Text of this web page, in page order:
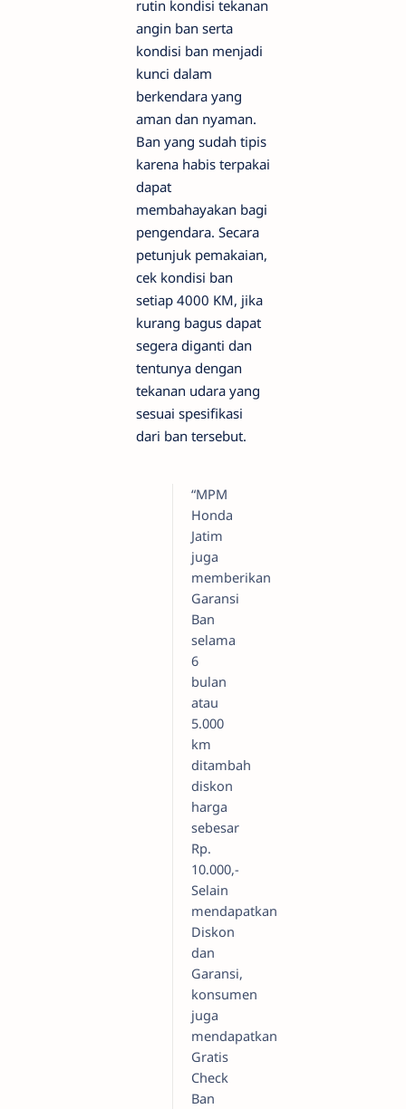
rutin kondisi tekanan
angin ban serta
kondisi ban menjadi
kunci dalam
berkendara yang
aman dan nyaman.
Ban yang sudah tipis
karena habis terpakai
dapat
membahayakan bagi
pengendara. Secara
petunjuk pemakaian,
cek kondisi ban
setiap 4000 KM, jika
kurang bagus dapat
segera diganti dan
tentunya dengan
tekanan udara yang
sesuai spesifikasi
dari ban tersebut.
“MPM
Honda
Jatim
juga
memberikan
Garansi
Ban
selama
6
bulan
atau
5.000
km
ditambah
diskon
harga
sebesar
Rp.
10.000,-
Selain
mendapatkan
Diskon
dan
Garansi,
konsumen
juga
mendapatkan
Gratis
Check
Ban